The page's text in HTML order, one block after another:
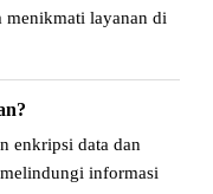
menikmati layanan di
enkripsi data dan
informasi